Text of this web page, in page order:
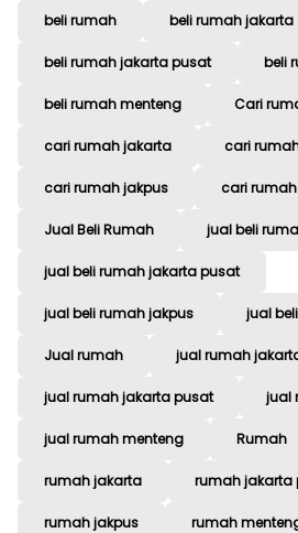
beli rumah beli rumah jakarta
beli rumah jakarta pusat beli
beli rumah menteng Cari
cari rumah jakarta cari
cari rumah jakpus cari
Jual Beli Rumah jual beli
jual beli rumah jakarta pusat
jual beli rumah jakpus jual
Jual rumah jual rumah
jual rumah jakarta pusat jual
jual rumah menteng Rumah
rumah jakarta rumah jakarta
rumah jakpus rumah